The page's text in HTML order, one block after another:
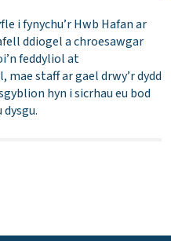
i fynychu’r Hwb Hafan ar
ddiogel a chroesawgar
feddyliol at
mae staff ar gael drwy’r dydd
hyn i sicrhau eu bod
dysgu.